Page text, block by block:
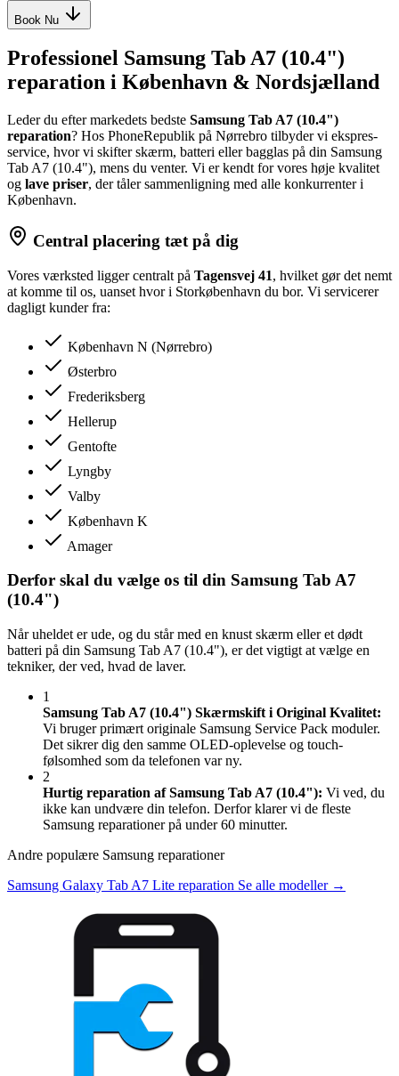
Book Nu
Professionel Samsung Tab A7 (10.4")
reparation i København & Nordsjælland
Leder du efter markedets bedste Samsung Tab A7 (10.4")
reparation? Hos PhoneRepublik på Nørrebro tilbyder vi ekspres-
service, hvor vi skifter skærm, batteri eller bagglas på din Samsung
Tab A7 (10.4"), mens du venter. Vi er kendt for vores høje kvalitet
og lave priser, der tåler sammenligning med alle konkurrenter i
København.
Central placering tæt på dig
Vores værksted ligger centralt på Tagensvej 41, hvilket gør det nemt
at komme til os, uanset hvor i Storkøbenhavn du bor. Vi servicerer
dagligt kunder fra:
København N (Nørrebro)
Østerbro
Frederiksberg
Hellerup
Gentofte
Lyngby
Valby
København K
Amager
Derfor skal du vælge os til din Samsung Tab A7
(10.4")
Når uheldet er ude, og du står med en knust skærm eller et dødt
batteri på din Samsung Tab A7 (10.4"), er det vigtigt at vælge en
tekniker, der ved, hvad de laver.
1
Samsung Tab A7 (10.4") Skærmskift i Original Kvalitet:
Vi bruger primært originale Samsung Service Pack moduler.
Det sikrer dig den samme OLED-oplevelse og touch-
følsomhed som da telefonen var ny.
2
Hurtig reparation af Samsung Tab A7 (10.4"): Vi ved, du
ikke kan undvære din telefon. Derfor klarer vi de fleste
Samsung reparationer på under 60 minutter.
Andre populære Samsung reparationer
Samsung Galaxy Tab A7 Lite reparation Se alle modeller →